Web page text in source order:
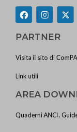
PARTNER
Visita il sito di
Link utili
AREA
Quaderni ANCI.